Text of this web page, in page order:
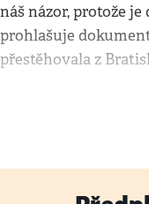
náš názor, protože je
prohlašuje
přestěhovala z